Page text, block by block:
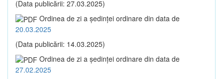
(Data publicării: 27.03.2025)
Ordinea de zi a şedinţei ordinare din data de
20.03.2025
(Data publicării: 14.03.2025)
Ordinea de zi a şedinţei ordinare din data de
27.02.2025